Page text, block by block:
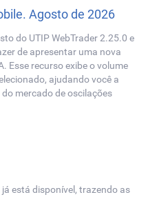
Agosto de 2026
do UTIP WebTrader 2.25.0 e
de apresentar uma nova
Esse recurso exibe o volume
ajudando você a
mercado de oscilações
está disponível, trazendo as